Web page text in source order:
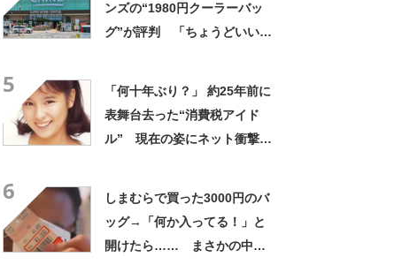
ンズの“1980円クーラーバッ
グ”が評判 「ちょうどいい大
5
「何十年ぶり？」 約25年前に
表舞台去った“消費税アイド
ル” 現在の姿にネット衝撃
6
しまむらで買った3000円のバ
ッグ→「何か入ってる！」と
開けたら…… まさかの中身